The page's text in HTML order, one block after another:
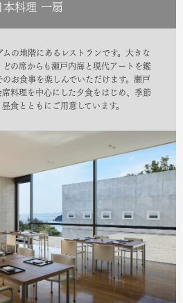
本料理 一扇
の地階にあるレストランです。大きな
の席からも瀬戸内海と現代アートを鑑
お食事を楽しんでいただけます。瀬戸
料理を中心にした夕食をはじめ、季節
食とともにご用意しています。